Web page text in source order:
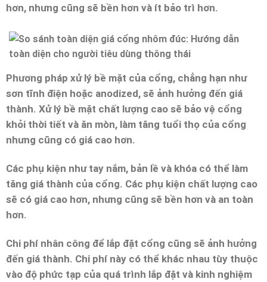
hơn, nhưng cũng sẽ bền hơn và ít bảo trì hơn.
Phương pháp xử lý bề mặt của cổng, chẳng hạn như
sơn tĩnh điện hoặc anodized, sẽ ảnh hưởng đến giá
thành. Xử lý bề mặt chất lượng cao sẽ bảo vệ cổng
khỏi thời tiết và ăn mòn, làm tăng tuổi thọ của cổng
nhưng cũng có giá cao hơn.
Các phụ kiện như tay nắm, bản lề và khóa có thể làm
tăng giá thành của cổng. Các phụ kiện chất lượng cao
sẽ có giá cao hơn, nhưng cũng sẽ bền hơn và an toàn
hơn.
Chi phí nhân công để lắp đặt cổng cũng sẽ ảnh hưởng
đến giá thành. Chi phí này có thể khác nhau tùy thuộc
vào độ phức tạp của quá trình lắp đặt và kinh nghiệm